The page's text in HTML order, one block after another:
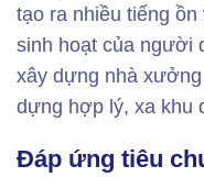
tạo ra nhiều tiếng
sinh hoạt của người
xây dựng nhà
dựng hợp lý, xa khu
Đáp ứng tiêu